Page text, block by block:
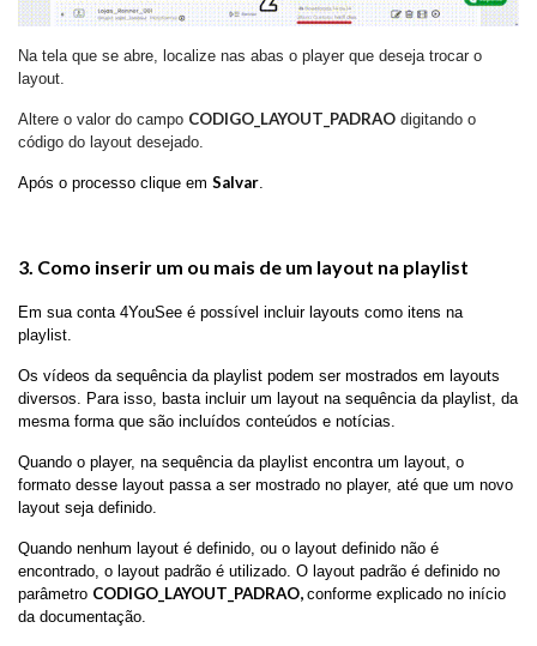
Na tela que se abre, localize nas abas o player que deseja trocar o
layout.
Altere o valor do campo CODIGO_LAYOUT_PADRAO digitando o
código do layout desejado.
Após o processo clique em Salvar.
3. Como inserir um ou mais de um layout na playlist
Em sua conta 4YouSee é possível incluir layouts como itens na
playlist.
Os vídeos da sequência da playlist podem ser mostrados em layouts
diversos. Para isso, basta incluir um layout na sequência da playlist, da
mesma forma que são incluídos conteúdos e notícias.
Quando o player, na sequência da playlist encontra um layout, o
formato desse layout passa a ser mostrado no player, até que um novo
layout seja definido.
Quando nenhum layout é definido, ou o layout definido não é
encontrado, o layout padrão é utilizado. O layout padrão é definido no
parâmetro CODIGO_LAYOUT_PADRAO, conforme explicado no início
da documentação.